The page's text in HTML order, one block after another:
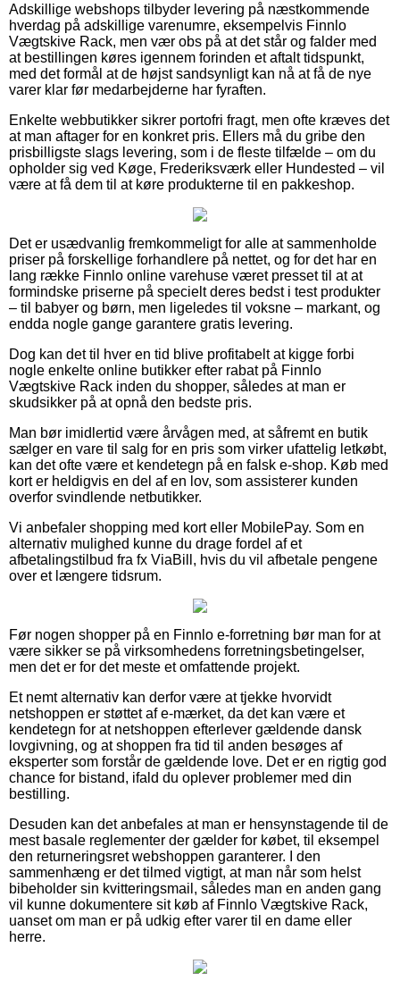
Adskillige webshops tilbyder levering på næstkommende
hverdag på adskillige varenumre, eksempelvis Finnlo
Vægtskive Rack, men vær obs på at det står og falder med
at bestillingen køres igennem forinden et aftalt tidspunkt,
med det formål at de højst sandsynligt kan nå at få de nye
varer klar før medarbejderne har fyraften.
Enkelte webbutikker sikrer portofri fragt, men ofte kræves det
at man aftager for en konkret pris. Ellers må du gribe den
prisbilligste slags levering, som i de fleste tilfælde – om du
opholder sig ved Køge, Frederiksværk eller Hundested – vil
være at få dem til at køre produkterne til en pakkeshop.
Det er usædvanlig fremkommeligt for alle at sammenholde
priser på forskellige forhandlere på nettet, og for det har en
lang række Finnlo online varehuse været presset til at at
formindske priserne på specielt deres bedst i test produkter
– til babyer og børn, men ligeledes til voksne – markant, og
endda nogle gange garantere gratis levering.
Dog kan det til hver en tid blive profitabelt at kigge forbi
nogle enkelte online butikker efter rabat på Finnlo
Vægtskive Rack inden du shopper, således at man er
skudsikker på at opnå den bedste pris.
Man bør imidlertid være årvågen med, at såfremt en butik
sælger en vare til salg for en pris som virker ufattelig letkøbt,
kan det ofte være et kendetegn på en falsk e-shop. Køb med
kort er heldigvis en del af en lov, som assisterer kunden
overfor svindlende netbutikker.
Vi anbefaler shopping med kort eller MobilePay. Som en
alternativ mulighed kunne du drage fordel af et
afbetalingstilbud fra fx ViaBill, hvis du vil afbetale pengene
over et længere tidsrum.
Før nogen shopper på en Finnlo e-forretning bør man for at
være sikker se på virksomhedens forretningsbetingelser,
men det er for det meste et omfattende projekt.
Et nemt alternativ kan derfor være at tjekke hvorvidt
netshoppen er støttet af e-mærket, da det kan være et
kendetegn for at netshoppen efterlever gældende dansk
lovgivning, og at shoppen fra tid til anden besøges af
eksperter som forstår de gældende love. Det er en rigtig god
chance for bistand, ifald du oplever problemer med din
bestilling.
Desuden kan det anbefales at man er hensynstagende til de
mest basale reglementer der gælder for købet, til eksempel
den returneringsret webshoppen garanterer. I den
sammenhæng er det tilmed vigtigt, at man når som helst
bibeholder sin kvitteringsmail, således man en anden gang
vil kunne dokumentere sit køb af Finnlo Vægtskive Rack,
uanset om man er på udkig efter varer til en dame eller
herre.